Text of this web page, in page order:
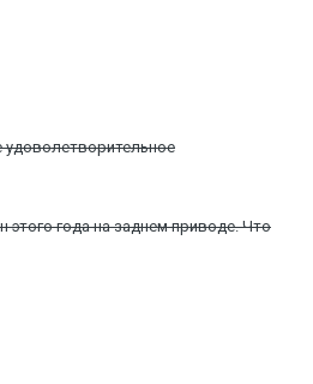
удоволетворительное
этого года на заднем приводе. Что